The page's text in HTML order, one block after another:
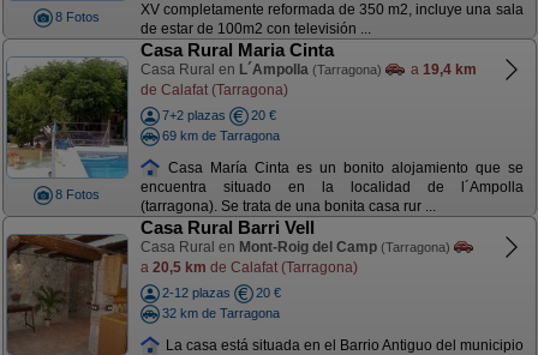
8 Fotos
XV completamente reformada de 350 m2, incluye una sala
de estar de 100m2 con televisión ...
8 Fotos
Casa Rural Maria Cinta
Casa Rural en L´Ampolla (Tarragona) a 19,4 km
de Calafat (Tarragona)
7+2 plazas
20 €
69 km de Tarragona
Casa María Cinta es un bonito alojamiento que se
encuentra situado en la localidad de l´Ampolla
(tarragona). Se trata de una bonita casa rur ...
Casa Rural Barri Vell
Casa Rural en Mont-Roig del Camp (Tarragona)
a 20,5 km de Calafat (Tarragona)
2-12 plazas
20 €
32 km de Tarragona
La casa está situada en el Barrio Antiguo del municipio